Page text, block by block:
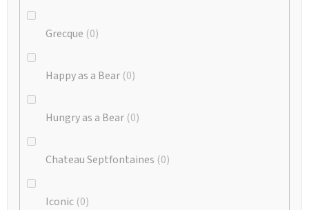
Grecque 0
Happy as a Bear 0
Hungry as a Bear 0
Chateau Septfontaines 0
Iconic 0